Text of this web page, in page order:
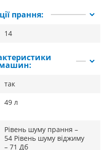
із загартованого скла
сталі, яка має
розмір перемикача
технологією
прання:
14
так
49 л
Рівень шуму прання –
54 Рівень шуму віджиму
– 71 Дб